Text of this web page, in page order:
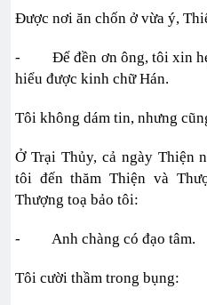
Được nơi ăn chốn ở vừa ý,
- Để đền ơn ông, tôi xin
hiểu được kinh chữ Hán.
Tôi không dám tin, nhưng
Ở Trại Thủy, cả ngày Thiện
tôi đến thăm Thiện và
Thượng toạ bảo tôi:
- Anh chàng có đạo tâm.
Tôi cười thầm trong bụng: